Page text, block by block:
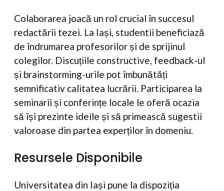
Colaborarea joacă un rol crucial în succesul
redactării tezei. La Iași, studentii beneficiază
de îndrumarea profesorilor și de sprijinul
colegilor. Discuțiile constructive, feedback-ul
și brainstorming-urile pot îmbunătăți
semnificativ calitatea lucrării. Participarea la
seminarii și conferințe locale le oferă ocazia
să își prezinte ideile și să primească sugestii
valoroase din partea experților în domeniu.
Resursele Disponibile
Universitatea din Iași pune la dispoziția